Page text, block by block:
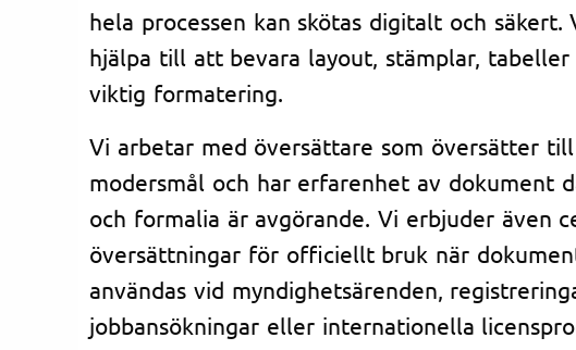
hela processen kan skötas digitalt och säkert.
hjälpa till att bevara layout, stämplar, tabeller
viktig formatering.
Vi arbetar med översättare som översätter
modersmål och har erfarenhet av dokument
och formalia är avgörande. Vi erbjuder även
översättningar för officiellt bruk när
användas vid myndighetsärenden,
jobbansökningar eller internationella